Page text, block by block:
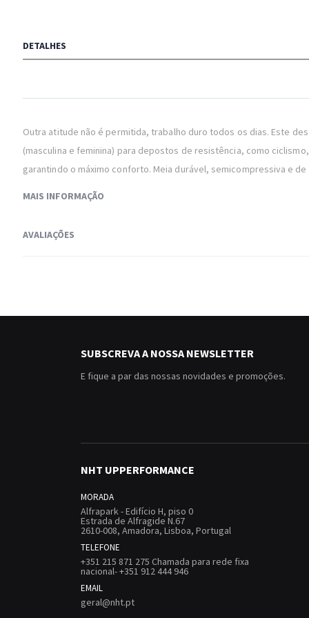
of
DETALHES
Outra atitude não é permitida, trabalho duro todos os dias. Este
(masculina e feminina) para depostos de resistência, como
garantindo o máximo conforto. Meia durável, semicompressiva e
MAIS INFORMAÇÃO
AVALIAÇÕES
SUBSCREVA A NOSSA NEWSLETTER
E fique a par das nossas novidades e promoções.
NHT UPPERFORMANCE
MORADA
Alfrapark - Edifício H, piso 0
Estrada de Alfragide N.67
2610-008, Amadora, Lisboa, Portugal
TELEFONE
+351 215 871 275 Chamada para rede fixa
nacional- +351 912 444 946
EMAIL
geral@nht.pt